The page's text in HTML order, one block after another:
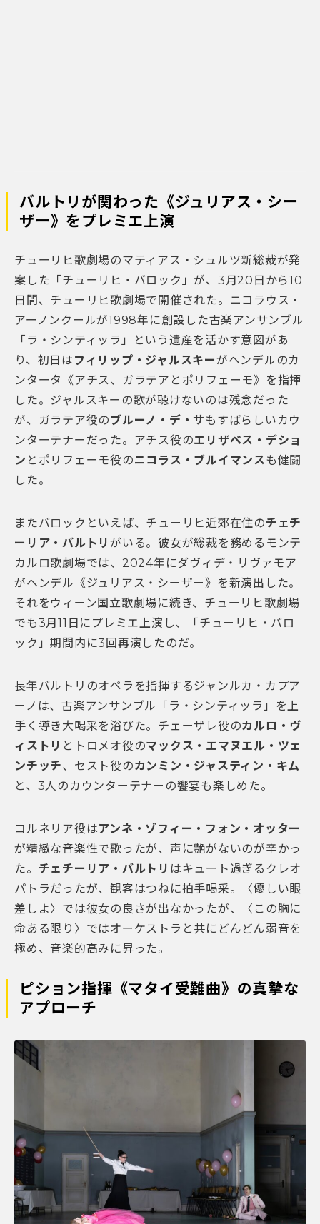
バルトリが関わった《ジュリアス・シー
ザー》をプレミエ上演
チューリヒ歌劇場のマティアス・シュルツ新総裁が発
案した「チューリヒ・バロック」が、3月20日から10
日間、チューリヒ歌劇場で開催された。ニコラウス・
アーノンクールが1998年に創設した古楽アンサンブル
「ラ・シンティッラ」という遺産を活かす意図があ
り、初日は フィリップ・ジャルスキーがヘンデルのカ
ンタータ《アチス、ガラテアとポリフェーモ》を指揮
した。ジャルスキーの歌が聴けないのは残念だった
が、ガラテア役のブルーノ・デ・サもすばらしいカウ
ンターテナーだった。アチス役のエリザベス・デショ
ン とポリフェーモ役のニコラス・ブルイマンスも健闘
した。
またバロックといえば、チューリヒ近郊在住のチェチ
ーリア・バルトリ がいる。彼女が総裁を務めるモンテ
カルロ歌劇場では、2024年にダヴィデ・リヴァモア
がヘンデル《ジュリアス・シーザー》を新演出した。
それをウィーン国立歌劇場に続き、チューリヒ歌劇場
でも3月11日にプレミエ上演し、「チューリヒ・バロ
ック」期間内に3回再演したのだ。
長年バルトリのオペラを指揮するジャンルカ・カプア
ーノは、古楽アンサンブル「ラ・シンティッラ」を上
手く導き大喝采を浴びた。チェーザレ役のカルロ・ヴ
ィストリ とトロメオ役のマックス・エマヌエル・ツェ
ンチッチ、セスト役のカンミン・ジャスティン・キム
と、3人のカウンターテナーの饗宴も楽しめた。
コルネリア役はアンネ・ゾフィー・フォン・オッター
が精緻な音楽性で歌ったが、声に艶がないのが辛かっ
た。 チェチーリア・バルトリ はキュート過ぎるクレオ
パトラだったが、観客はつねに拍手喝采。〈優しい眼
差しよ〉では彼女の良さが出なかったが、〈この胸に
命ある限り〉ではオーケストラと共にどんどん弱音を
極め、音楽的高みに昇った。
ピション指揮《マタイ受難曲》の真摯な
アプローチ